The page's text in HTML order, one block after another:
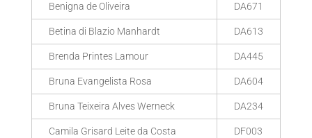
Benigna de Oliveira DA671
Betina di Blazio Manhardt DA613
Brenda Printes Lamour DA445
Bruna Evangelista Rosa DA604
Bruna Teixeira Alves Werneck DA234
Camila Grisard Leite da Costa DF003